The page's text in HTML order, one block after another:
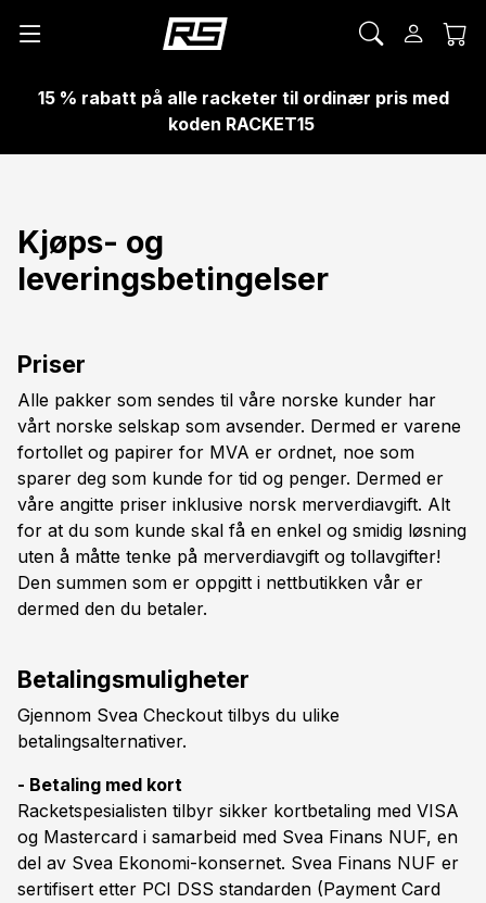
15 % rabatt på alle racketer til ordinær pris med
koden RACKET15
Kjøps- og
leveringsbetingelser
Priser
Alle pakker som sendes til våre norske kunder har
vårt norske selskap som avsender. Dermed er varene
fortollet og papirer for MVA er ordnet, noe som
sparer deg som kunde for tid og penger. Dermed er
våre angitte priser inklusive norsk merverdiavgift. Alt
for at du som kunde skal få en enkel og smidig løsning
uten å måtte tenke på merverdiavgift og tollavgifter!
Den summen som er oppgitt i nettbutikken vår er
dermed den du betaler.
Betalingsmuligheter
Gjennom Svea Checkout tilbys du ulike
betalingsalternativer.
- Betaling med kort
Racketspesialisten tilbyr sikker kortbetaling med VISA
og Mastercard i samarbeid med Svea Finans NUF, en
del av Svea Ekonomi-konsernet. Svea Finans NUF er
sertifisert etter PCI DSS standarden (Payment Card